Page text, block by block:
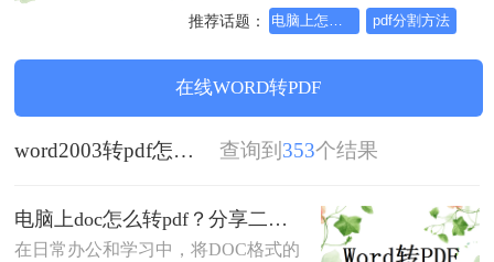
保真还原且排版不乱码。支持一键批量处
理，全链路 SSL 加密保障隐私安全。助您
装，高效办公。
推荐话题： 电脑上怎么拆分PDF pdf分割方法
在线WORD转PDF
word2003转pdf怎么弄 查询到 353个结果
电脑上doc怎么转pdf？分享二个高效转换方法！
在日常办公和学习中，将DOC格式的